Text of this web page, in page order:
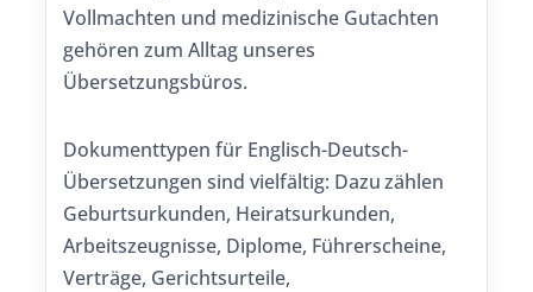
Vollmachten und medizinische Gutachten
gehören zum Alltag unseres
Übersetzungsbüros.
Dokumenttypen für Englisch-Deutsch-
Übersetzungen sind vielfältig: Dazu zählen
Geburtsurkunden, Heiratsurkunden,
Arbeitszeugnisse, Diplome, Führerscheine,
Verträge, Gerichtsurteile,